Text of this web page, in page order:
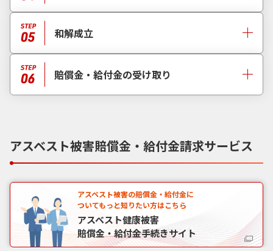
和解成立
賠償金・給付金の受け取り
アスベスト被害賠償金・給付金請求サービス
アスベスト被害の賠償金・給付金に
ついてもっと知りたい方はこちら
アスベスト健康被害
賠償金・給付金手続きサイト